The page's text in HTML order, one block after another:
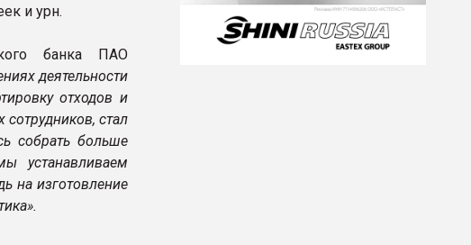
и урн.
банка ПАО
деятельности
отходов и
стал
собрать больше
устанавливаем
на изготовление